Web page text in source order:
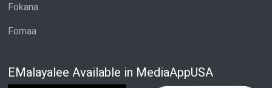
Fokana
Fomaa
EMalayalee Available in MediaAppUSA